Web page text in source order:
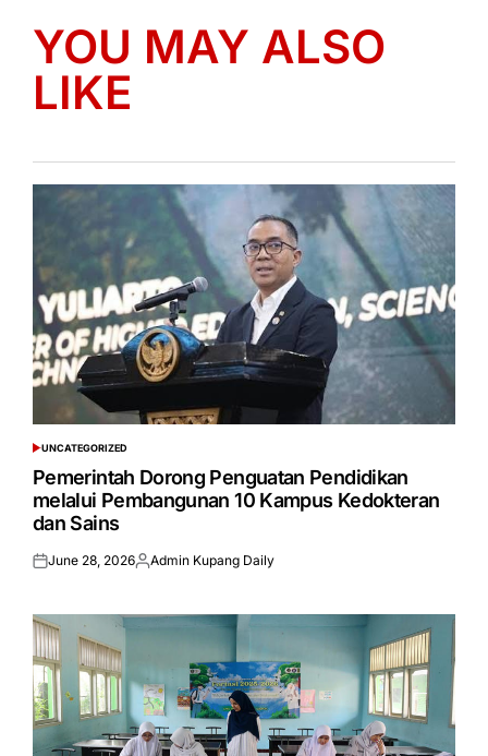
YOU MAY ALSO
LIKE
POSTED
IN
UNCATEGORIZED
Pemerintah Dorong Penguatan Pendidikan
melalui Pembangunan 10 Kampus Kedokteran
dan Sains
Posted
June 28, 2026Posted
Admin Kupang Daily